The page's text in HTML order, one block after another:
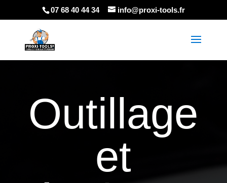
07 68 40 44 34 info@proxi-tools.fr
Outillage
et